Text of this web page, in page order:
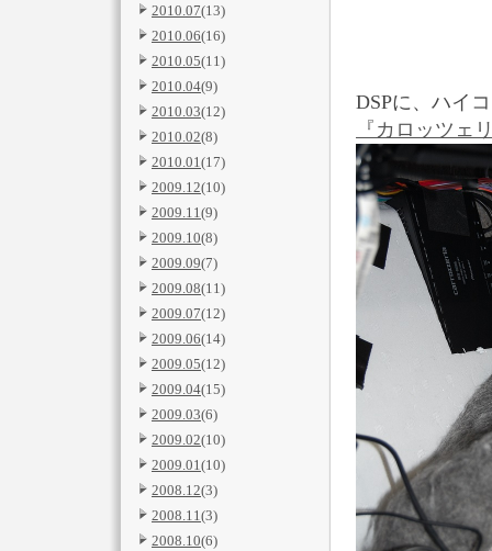
2010.07(13)
2010.06(16)
2010.05(11)
2010.04(9)
2010.03(12)
2010.02(8)
2010.01(17)
2009.12(10)
2009.11(9)
2009.10(8)
2009.09(7)
2009.08(11)
2009.07(12)
2009.06(14)
2009.05(12)
2009.04(15)
2009.03(6)
2009.02(10)
2009.01(10)
2008.12(3)
2008.11(3)
2008.10(6)
DSPに、ハイ
『カロッツェ